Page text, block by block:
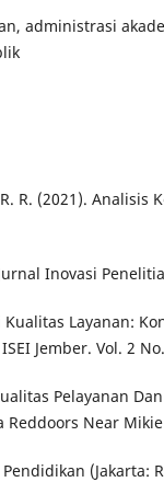
administrasi
R. (2021). Analisis
Inovasi
Layanan:
Jember. Vol. 2
Pelayanan
Reddoors Near
(Jakarta: